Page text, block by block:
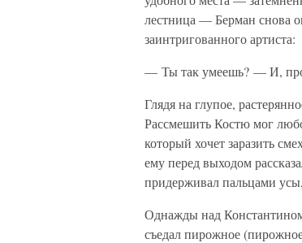
лестница — Берман снова
заинтригованного артиста:
— Ты так умеешь? — И,
Глядя на глупое,
Рассмешить Костю мог
который хочет заразить
ему перед выходом
придерживал пальцами
Однажды над
съедал пирожное